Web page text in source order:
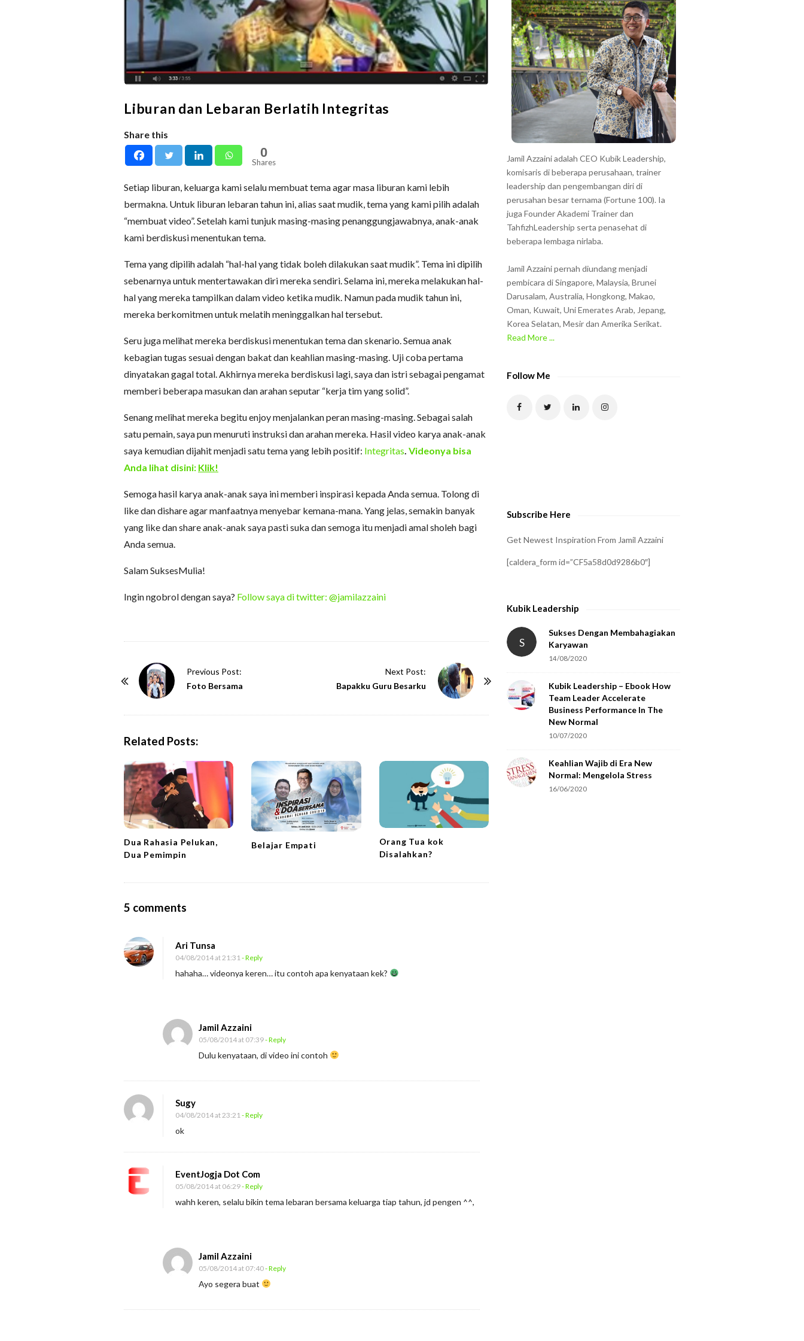
Liburan dan Lebaran Berlatih Integritas
Share this
0
Shares
Setiap liburan, keluarga kami selalu membuat tema agar masa liburan kami lebih
bermakna. Untuk liburan lebaran tahun ini, alias saat mudik, tema yang kami pilih adalah
“membuat video”. Setelah kami tunjuk masing-masing penanggungjawabnya, anak-anak
kami berdiskusi menentukan tema.
Tema yang dipilih adalah “hal-hal yang tidak boleh dilakukan saat mudik”. Tema ini dipilih
sebenarnya untuk mentertawakan diri mereka sendiri. Selama ini, mereka melakukan hal-
hal yang mereka tampilkan dalam video ketika mudik. Namun pada mudik tahun ini,
mereka berkomitmen untuk melatih meninggalkan hal tersebut.
Seru juga melihat mereka berdiskusi menentukan tema dan skenario. Semua anak
kebagian tugas sesuai dengan bakat dan keahlian masing-masing. Uji coba pertama
dinyatakan gagal total. Akhirnya mereka berdiskusi lagi, saya dan istri sebagai pengamat
memberi beberapa masukan dan arahan seputar “kerja tim yang solid”.
Senang melihat mereka begitu enjoy menjalankan peran masing-masing. Sebagai salah
satu pemain, saya pun menuruti instruksi dan arahan mereka. Hasil video karya anak-anak
saya kemudian dijahit menjadi satu tema yang lebih positif: Integritas. Videonya bisa
Anda lihat disini: Klik!
Semoga hasil karya anak-anak saya ini memberi inspirasi kepada Anda semua. Tolong di
like dan dishare agar manfaatnya menyebar kemana-mana. Yang jelas, semakin banyak
yang like dan share anak-anak saya pasti suka dan semoga itu menjadi amal sholeh bagi
Anda semua.
Salam SuksesMulia!
Ingin ngobrol dengan saya? Follow saya di twitter: @jamilazzaini
Previous Post:
Foto Bersama
Next Post:
Bapakku Guru Besarku
Related Posts:
Dua Rahasia Pelukan,
Dua Pemimpin
Belajar Empati
Orang Tua kok
Disalahkan?
5 comments
L
i
b
a
n
n
L
e
a
a
n
i
Ari Tunsa
04/08/2014 at 21:31 - Reply
hahaha… videonya keren… itu contoh apa kenyataan kek?
Jamil Azzaini
05/08/2014 at 07:39- Reply
Dulu kenyataan, di video ini contoh
Sugy
04/08/2014 at 23:21 - Reply
ok
EventJogja Dot Com
05/08/2014 at 06:29- Reply
wahh keren, selalu bikin tema lebaran bersama keluarga tiap tahun, jd pengen ^^,
Jamil Azzaini
05/08/2014 at 07:40- Reply
Ayo segera buat
Jamil Azzaini adalah CEO Kubik Leadership,
komisaris di beberapa perusahaan, trainer
leadership dan pengembangan diri di
perusahan besar ternama (Fortune 100). Ia
juga Founder Akademi Trainer dan
TahfizhLeadership serta penasehat di
beberapa lembaga nirlaba.
Jamil Azzaini pernah diundang menjadi
pembicara di Singapore, Malaysia, Brunei
Darusalam, Australia, Hongkong, Makao,
Oman, Kuwait, Uni Emerates Arab, Jepang,
Korea Selatan, Mesir dan Amerika Serikat.
Read More ...
Follow Me
Subscribe Here
Get Newest Inspiration From Jamil Azzaini
[caldera_form id=”CF5a58d0d9286b0″]
Kubik Leadership
S
Sukses Dengan Membahagiakan
Karyawan
14/08/2020
Kubik Leadership – Ebook How
Team Leader Accelerate
Business Performance In The
New Normal
10/07/2020
Keahlian Wajib di Era New
Normal: Mengelola Stress
16/06/2020